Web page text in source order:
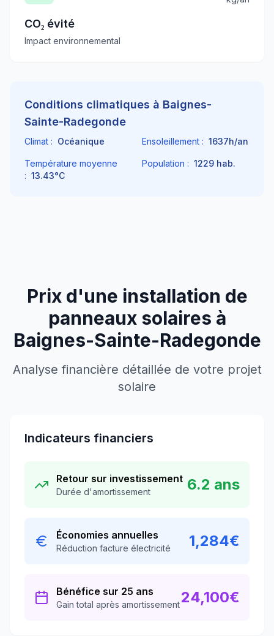
CO₂ évité
Impact environnemental
Conditions climatiques à Baignes-
Sainte-Radegonde
Climat : Océanique Ensoleillement : 1637h/an
Température moyenne
: 13.43°C
Population : 1229 hab.
Prix d'une installation de
panneaux solaires à
Baignes-Sainte-Radegonde
Analyse financière détaillée de votre projet
solaire
Indicateurs financiers
Retour sur investissement
Durée d'amortissement 6.2 ans
Économies annuelles
Réduction facture électricité 1,284€
Bénéfice sur 25 ans
Gain total après amortissement24,100€